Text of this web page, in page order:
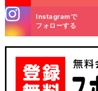
m
Instagramで
フォローする